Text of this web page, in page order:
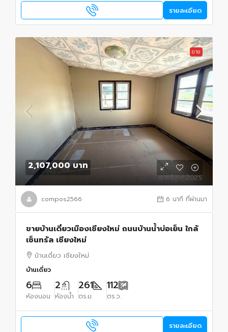
รายละเอียด
ขาย
2,107,000 บาท
compos2566 6 นาที ที่ผ่านมา
ขายบ้านเดี่ยวเมืองเชียงใหม่ ถนนบ้านน้ำบ่อเย็น ใกล้
เซ็นทรัล เชียงใหม่
บ้านเดี่ยว เชียงใหม่
บ้านเดี่ยว
6
ห้องนอน
2
ห้องน้ำ
261
ตร.ม.
112
ตร.ว.
รายละเอียด